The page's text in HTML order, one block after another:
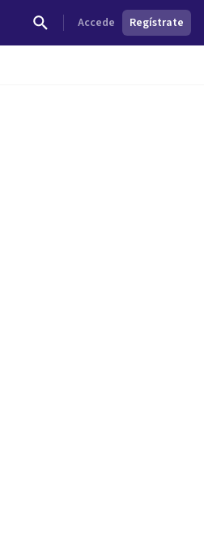
Accede Regístrate